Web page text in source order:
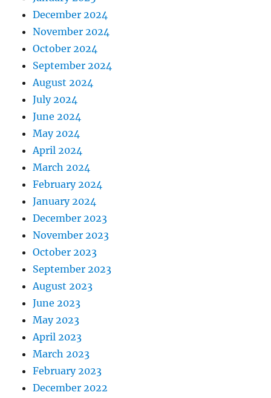
December 2024
November 2024
October 2024
September 2024
August 2024
July 2024
June 2024
May 2024
April 2024
March 2024
February 2024
January 2024
December 2023
November 2023
October 2023
September 2023
August 2023
June 2023
May 2023
April 2023
March 2023
February 2023
December 2022